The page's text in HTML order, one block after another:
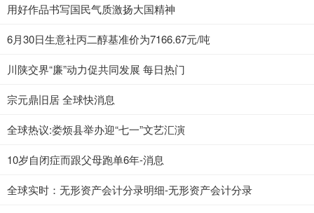
用好作品书写国民气质激扬大国精神
6月30日生意社丙二醇基准价为7166.67元/吨
川陕交界“廉”动力促共同发展 每日热门
宗元鼎旧居 全球快消息
全球热议:娄烦县举办迎“七一”文艺汇演
10岁自闭症而跟父母跑单6年-消息
全球实时：无形资产会计分录明细-无形资产会计分录